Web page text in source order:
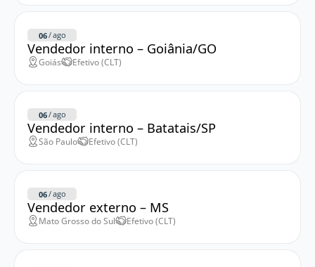
06/ago
Vendedor interno – Goiânia/GO
Goiás Efetivo (CLT)
06/ago
Vendedor interno – Batatais/SP
São Paulo Efetivo (CLT)
06/ago
Vendedor externo – MS
Mato Grosso do Sul Efetivo (CLT)